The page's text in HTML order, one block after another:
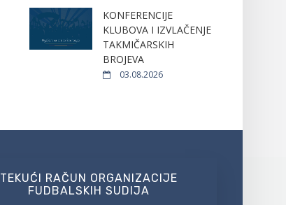
KONFERENCIJE
KLUBOVA I IZVLAČENJE
TAKMIČARSKIH
BROJEVA
03.08.2026
TEKUĆI RAČUN ORGANIZACIJE
FUDBALSKIH SUDIJA